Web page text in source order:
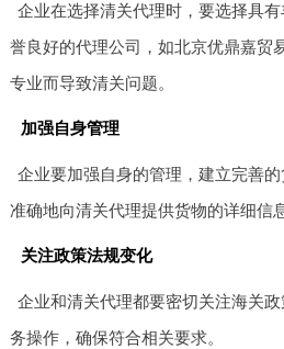
企业在选择清关代理时，要选择具
誉良好的代理公司，如北京优鼎嘉贸
专业而导致清关问题。
加强自身管理
企业要加强自身的管理，建立完善的
准确地向清关代理提供货物的详细信息
关注政策法规变化
企业和清关代理都要密切关注海关
务操作，确保符合相关要求。